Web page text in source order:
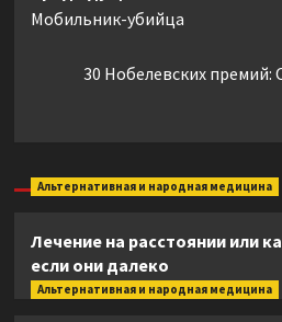
записи
Мобильник-убийца
30 Нобелевских
Альтернативная и народная медицина
Лечение на расстоянии или
если они далеко
Альтернативная и народная медицина